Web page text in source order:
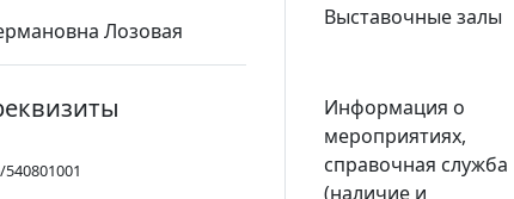
Лозовая
Выставочные залы
Информация о
мероприятиях,
справочная служба
(наличие и